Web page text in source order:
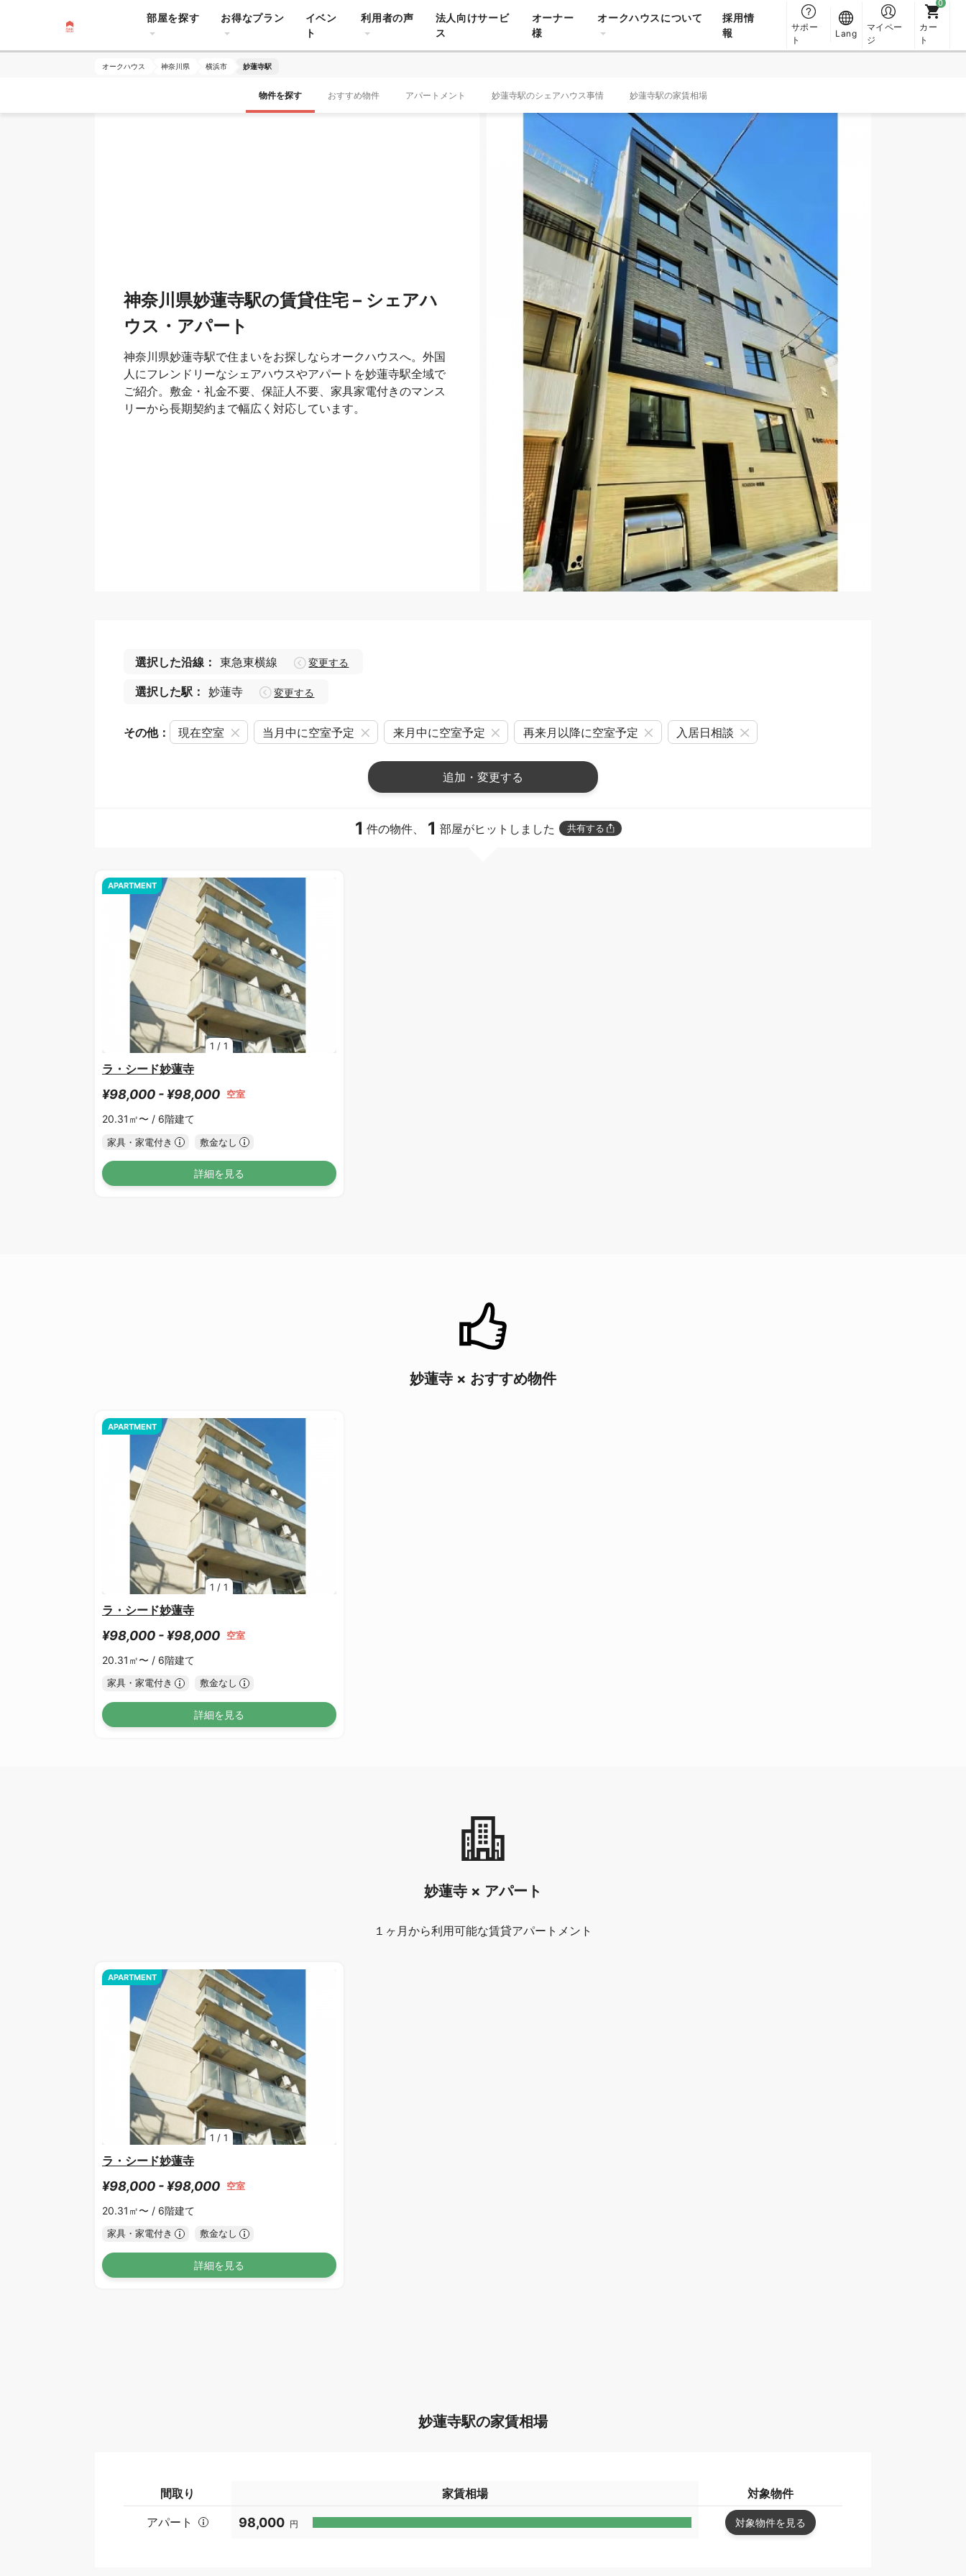
部屋を探す お得なプラン
イベン
ト
利用者の声
法人向けサービ
ス
オーナー
様
オークハウスについて
採用情
報
サポー
ト
Lang
マイペー
ジ
カー
ト
オークハウス 神奈川県 横浜市 妙蓮寺駅
物件を探す おすすめ物件 アパートメント 妙蓮寺駅のシェアハウス事情 妙蓮寺駅の家賃相場
神奈川県妙蓮寺駅の賃貸住宅 – シェアハ
ウス・アパート
神奈川県妙蓮寺駅で住まいをお探しならオークハウスへ。外国
人にフレンドリーなシェアハウスやアパートを妙蓮寺駅全域で
ご紹介。敷金・礼金不要、保証人不要、家具家電付きのマンス
リーから長期契約まで幅広く対応しています。
選択した沿線： 東急東横線 変更する
選択した駅： 妙蓮寺 変更する
その他： 現在空室 当月中に空室予定 来月中に空室予定 再来月以降に空室予定 入居日相談
追加・変更する
1 件の物件、 1 部屋がヒットしました 共有する
1 /1
APARTMENT
ラ・シード妙蓮寺
¥98,000 - ¥98,000 空室
20.31㎡〜 / 6階建て
家具・家電付き 敷金なし
詳細を見る
妙蓮寺 × おすすめ物件
1 /1
APARTMENT
ラ・シード妙蓮寺
¥98,000 - ¥98,000 空室
20.31㎡〜 / 6階建て
家具・家電付き 敷金なし
詳細を見る
妙蓮寺 × アパート
１ヶ月から利用可能な賃貸アパートメント
1 /1
APARTMENT
ラ・シード妙蓮寺
¥98,000 - ¥98,000 空室
20.31㎡〜 / 6階建て
家具・家電付き 敷金なし
詳細を見る
妙蓮寺駅の家賃相場
間取り 家賃相場
対象物件
アパート
98,000 円 対象物件を見る